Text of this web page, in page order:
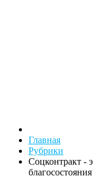
Главная
Рубрики
Соцконтракт -